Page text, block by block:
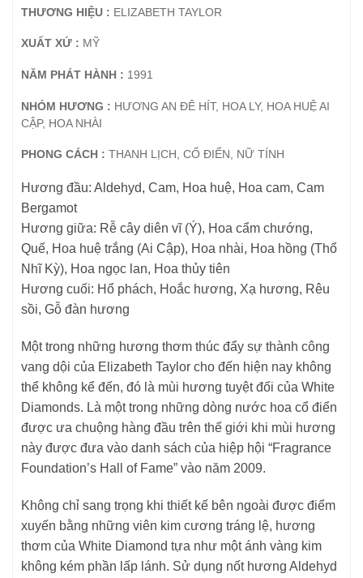
THƯƠNG HIỆU : ELIZABETH TAYLOR
XUẤT XỨ : MỸ
NĂM PHÁT HÀNH : 1991
NHÓM HƯƠNG : HƯƠNG AN ĐÊ HÍT, HOA LY, HOA HUỆ AI
CẬP, HOA NHÀI
PHONG CÁCH : THANH LỊCH, CỔ ĐIỂN, NỮ TÍNH
Hương đầu: Aldehyd, Cam, Hoa huệ, Hoa cam, Cam
Bergamot
Hương giữa: Rễ cây diên vĩ (Ý), Hoa cẩm chướng,
Quế, Hoa huệ trắng (Ai Cập), Hoa nhài, Hoa hồng (Thổ
Nhĩ Kỳ), Hoa ngọc lan, Hoa thủy tiên
Hương cuối: Hổ phách, Hoắc hương, Xạ hương, Rêu
sồi, Gỗ đàn hương
Một trong những hương thơm thúc đẩy sự thành công
vang dội của Elizabeth Taylor cho đến hiện nay không
thể không kể đến, đó là mùi hương tuyệt đối của White
Diamonds. Là một trong những dòng nước hoa cổ điển
được ưa chuộng hàng đầu trên thế giới khi mùi hương
này được đưa vào danh sách của hiệp hội “Fragrance
Foundation’s Hall of Fame” vào năm 2009.
Không chỉ sang trọng khi thiết kế bên ngoài được điểm
xuyến bằng những viên kim cương tráng lệ, hương
thơm của White Diamond tựa như một ánh vàng kim
không kém phần lấp lánh. Sử dụng nốt hương Aldehyd